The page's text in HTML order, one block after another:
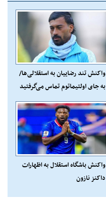
واکنش تند رضاییان به استقلالی‌ها/
به جای اولتیماتوم تماس می‌گرفتید
واکنش باشگاه استقلال به اظهارات
داکنز نازون